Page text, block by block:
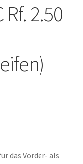
2.50
das Vorder- als